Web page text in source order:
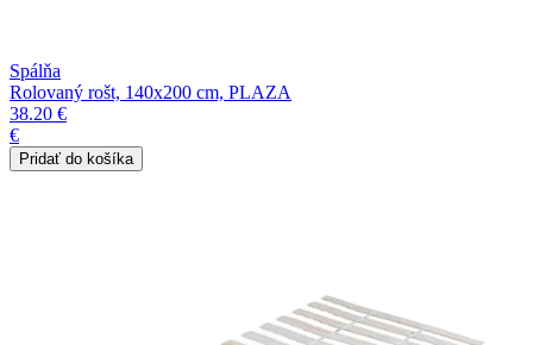
Spálňa
Rolovaný rošt, 140x200 cm, PLAZA
38.20 €
€